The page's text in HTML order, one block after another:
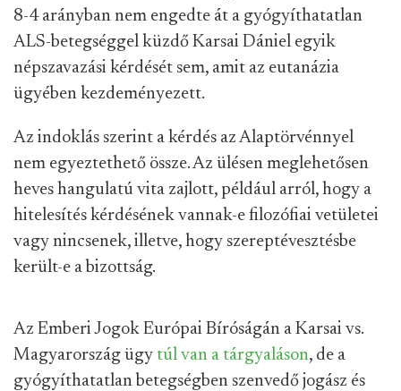
8-4 arányban nem engedte át a gyógyíthatatlan
ALS-betegséggel küzdő Karsai Dániel egyik
népszavazási kérdését sem, amit az eutanázia
ügyében kezdeményezett.
Az indoklás szerint a kérdés az Alaptörvénnyel
nem egyeztethető össze. Az ülésen meglehetősen
heves hangulatú vita zajlott, például arról, hogy a
hitelesítés kérdésének vannak-e filozófiai vetületei
vagy nincsenek, illetve, hogy szereptévesztésbe
került-e a bizottság.
Az Emberi Jogok Európai Bíróságán a Karsai vs.
Magyarország ügy túl van a tárgyaláson, de a
gyógyíthatatlan betegségben szenvedő jogász és